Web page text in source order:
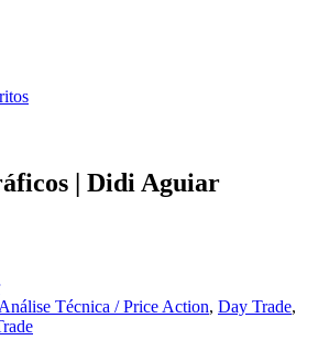
| Didi Aguiar
Análise Técnica / Price Action, Day Trade,